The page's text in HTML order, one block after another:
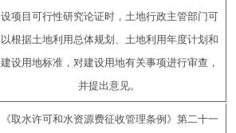
设项目可行性研究论证时，土地行政主管部门可
以根据土地利用总体规划、土地利用年度计划和
建设用地标准，对建设用地有关事项进行审查，
并提出意见。
《取水许可和水资源费征收管理条例》第二十一